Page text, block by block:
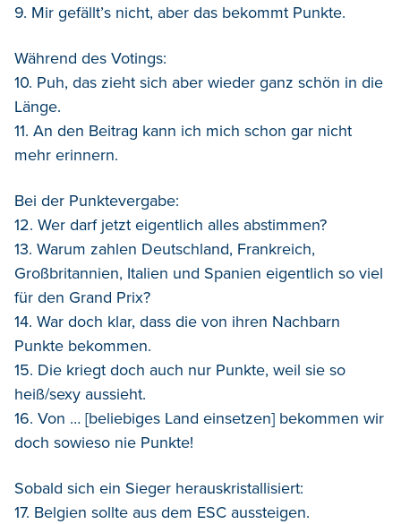
9. Mir gefällt’s nicht, aber das bekommt Punkte.
Während des Votings:
10. Puh, das zieht sich aber wieder ganz schön in die
Länge.
11. An den Beitrag kann ich mich schon gar nicht
mehr erinnern.
Bei der Punktevergabe:
12. Wer darf jetzt eigentlich alles abstimmen?
13. Warum zahlen Deutschland, Frankreich,
Großbritannien, Italien und Spanien eigentlich so viel
für den Grand Prix?
14. War doch klar, dass die von ihren Nachbarn
Punkte bekommen.
15. Die kriegt doch auch nur Punkte, weil sie so
heiß/sexy aussieht.
16. Von … [beliebiges Land einsetzen] bekommen wir
doch sowieso nie Punkte!
Sobald sich ein Sieger herauskristallisiert:
17. Belgien sollte aus dem ESC aussteigen.